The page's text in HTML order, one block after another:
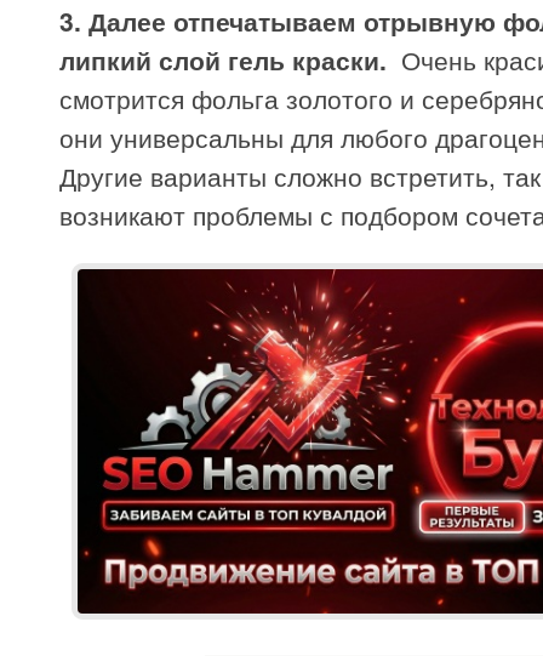
3. Далее отпечатываем отрывную
липкий слой гель краски. Очень
смотрится фольга золотого и
они универсальны для любого
Другие варианты сложно встретить,
возникают проблемы с подбором